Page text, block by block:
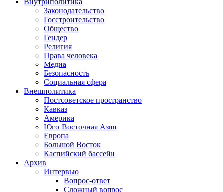
Внутриполитика
Законодательство
Госстроительство
Общество
Гендер
Религия
Права человека
Медиа
Безопасность
Социальная сфера
Внешполитика
Постсоветское пространство
Кавказ
Америка
Юго-Восточная Азия
Европа
Большой Восток
Каспийский бассейн
Архив
Интервью
Вопрос-ответ
Сложный вопрос